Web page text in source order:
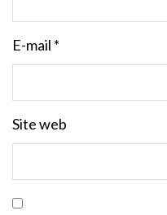
E-mail *
Site web